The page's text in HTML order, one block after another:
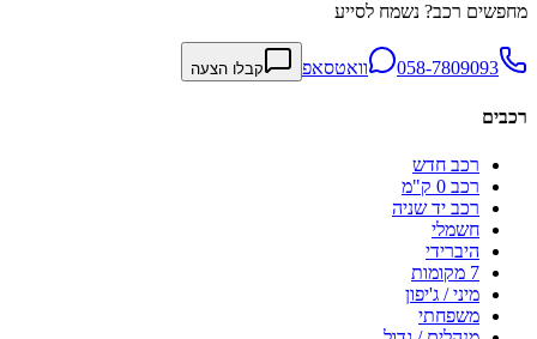
מחפשים רכב? נשמח לסייע
058-7809093 וואטסאפ קבלו הצעה
רכבים
רכב חדש
רכב 0 ק"מ
רכב יד שניה
חשמלי
היברידי
7 מקומות
מיני / ג'יפון
משפחתי